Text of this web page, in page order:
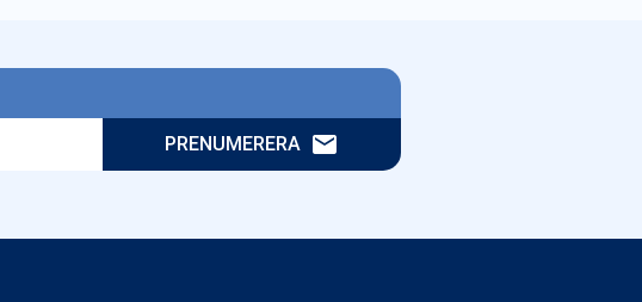
PRENUMERERA email